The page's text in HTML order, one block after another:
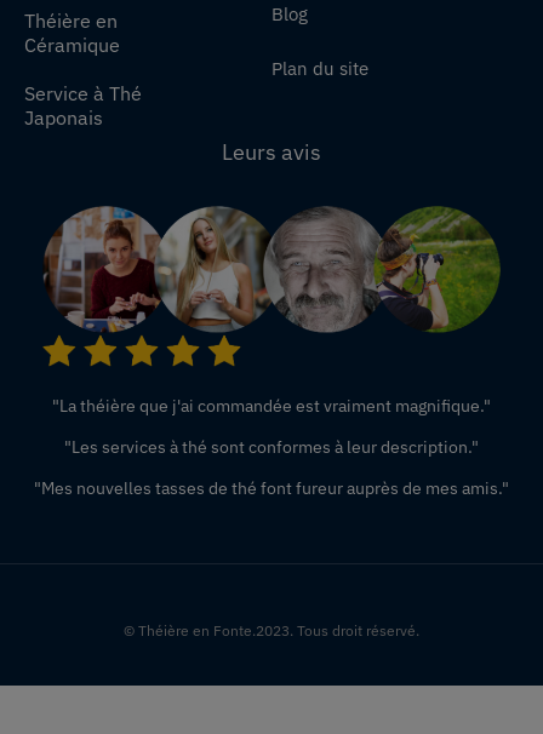
Théière en
Céramique
Service à Thé
Japonais
Blog
Plan du site
Leurs avis
"La théière que j'ai commandée est vraiment magnifique."
"Les services à thé sont conformes à leur description."
"Mes nouvelles tasses de thé font fureur auprès de mes amis."
© Théière en Fonte.2023. Tous droit réservé.